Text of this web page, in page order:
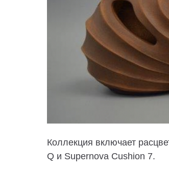
Коллекция включает
Q и Supernova Cushion 7.